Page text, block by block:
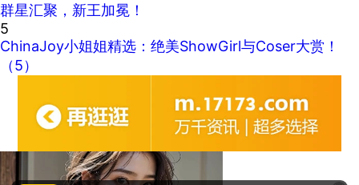
群星汇聚，新王加冕！
5
ChinaJoy小姐姐精选：绝美ShowGirl与Coser大赏！
（5）